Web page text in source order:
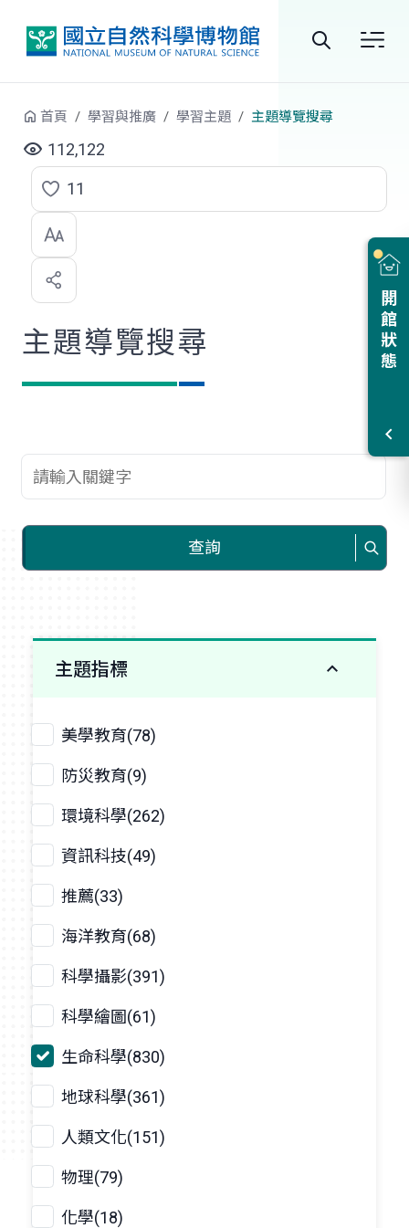
站
尋
開館狀態
首頁 學習與推廣 學習主題 主題導覽搜尋
112,122
點
選
喜
歡
11
主題導覽搜尋
查詢關鍵字
查詢
主題指標
美學教育(78)
防災教育(9)
環境科學(262)
資訊科技(49)
推薦(33)
海洋教育(68)
科學攝影(391)
科學繪圖(61)
生命科學(830)
地球科學(361)
人類文化(151)
物理(79)
化學(18)